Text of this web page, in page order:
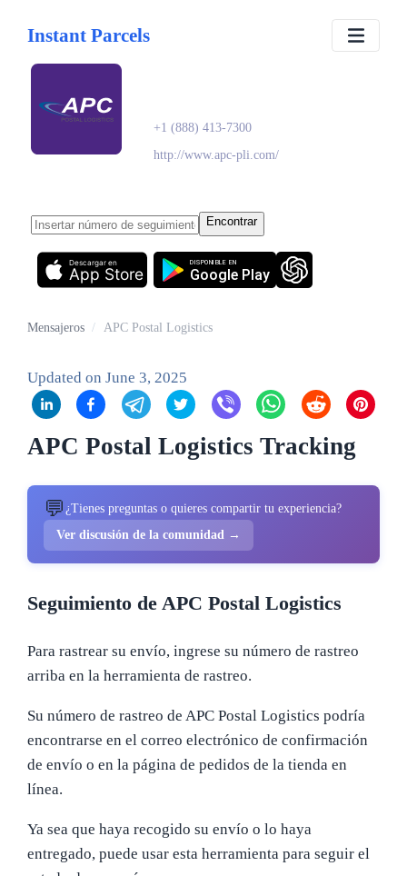
Instant Parcels
+1 (888) 413-7300
http://www.apc-pli.com/
Encontrar
App Store
Descargar en
Google Play
DISPONIBLE EN
Mensajeros / APC Postal Logistics
Updated on June 3, 2025
APC Postal Logistics Tracking
💬 ¿Tienes preguntas o quieres compartir tu experiencia?
Ver discusión de la comunidad →
Seguimiento de APC Postal Logistics
Para rastrear su envío, ingrese su número de rastreo
arriba en la herramienta de rastreo.
Su número de rastreo de APC Postal Logistics podría
encontrarse en el correo electrónico de confirmación
de envío o en la página de pedidos de la tienda en
línea.
Ya sea que haya recogido su envío o lo haya
entregado, puede usar esta herramienta para seguir el